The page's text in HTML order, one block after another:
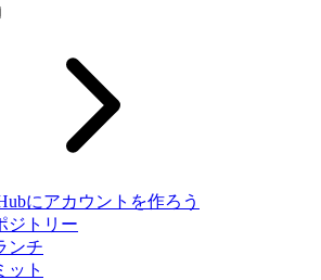
にアカウントを作ろう
ジトリー
ンチ
ット